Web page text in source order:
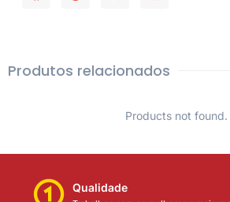
Produtos relacionados
Products not found.
Qualidade